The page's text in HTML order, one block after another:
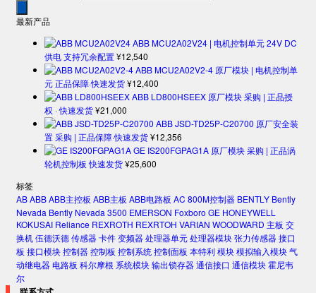
最新产品
ABB MCU2A02V24 | 电机控制单元 24V DC
供电 支持冗余配置¥12,540
ABB MCU2A02V2-4 原厂模块 | 电机控制单
元 正品保障·快速发货¥12,400
ABB LD800HSEEX 原厂模块 采购 | 正品授
权 · 快速发货¥21,000
ABB JSD-TD25P-C20700 原厂安全装
置 采购 | 正品保障·快速发货¥12,356
GE IS200FGPAG1A 原厂模块 采购 | 正品涡
轮机控制板 快速发货¥25,600
标签
ABABBABB主控板 ABB主板 ABB电路板 AC 800M控制器 BENTLY Bently
Nevada Bently Nevada 3500 EMERSON Foxboro GE HONEYWELL
KOKUSAI Reliance REXROTH REXRTOH VARIAN WOODWARD 主板 交
换机伍德沃德传感器卡件变频器处理器单元处理器模块张力传感器接口
板 接口模块控制器控制板 控制系统控制面板 本特利模块模拟输入模块气
动继电器电路板 科尔摩根 系统模块输出锁存器通信接口 通信模块霍尼韦
尔